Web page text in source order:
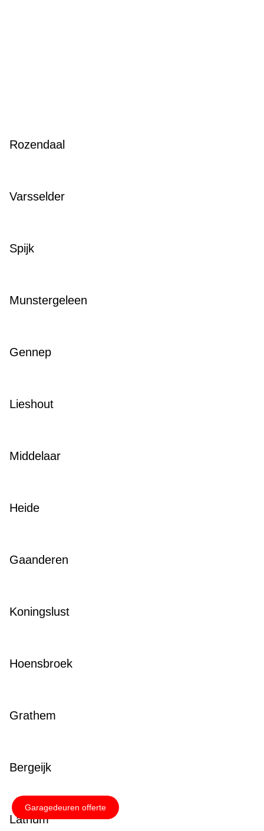
Rozendaal
Varsselder
Spijk
Munstergeleen
Gennep
Lieshout
Middelaar
Heide
Gaanderen
Koningslust
Hoensbroek
Grathem
Bergeijk
Lathum
Garagedeuren offerte